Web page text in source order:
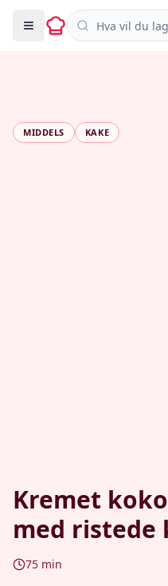
Søk i oppskrifter
MIDDELS KAKE
Kremet
med ristede
75 min